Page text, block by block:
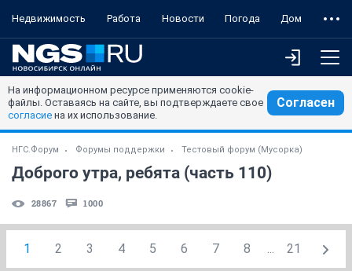
Недвижимость Работа Новости Погода Дом
На информационном ресурсе применяются cookie-
файлы. Оставаясь на сайте, вы подтверждаете свое
согласие на их использование.
Согласен
НГС.Форум Форумы поддержки Тестовый форум (Мусорка)
Доброго утра, ребята (часть 110)
28867 1000
1 2 3 4 5 6 7 8 ... 21